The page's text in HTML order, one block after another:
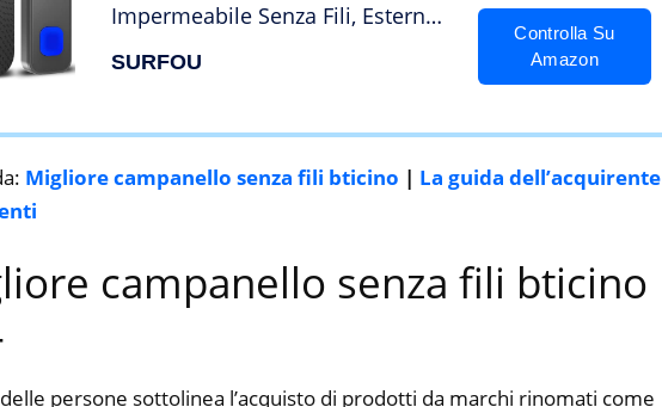
Impermeabile Senza Fili, Esterno
400m, 55 Suonerie, 5 Volume
SURFOU
Controlla Su
Amazon
Migliore campanello senza fili bticino | La guida dell’acquirente
campanello senza fili bticino
persone sottolinea l’acquisto di prodotti da marchi rinomati come